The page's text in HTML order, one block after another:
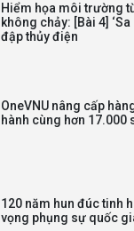
vị trí việc
nghiệp
Bảo vệ
Hiểm họa môi trường
không chảy: [Bài 4]
đập thủy điện
OneVNU nâng cấp
hành cùng hơn 17.000
120 năm hun đúc tinh
vọng phụng sự quốc